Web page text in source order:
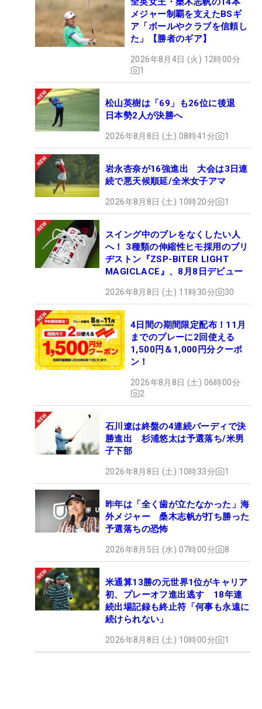
メジャー制覇を支えたBSギ
ア「ボールやクラブを信頼し
た」【勝者のギア】
2026年8月4日 (火) 12時00分
1
松山英樹は「69」も26位に後退
日本勢2人が決勝へ
2026年8月8日 (土) 08時41分 1
岩永杏奈が16強進出 大会は3日連
続で悪天候順延/全米女子アマ
2026年8月8日 (土) 10時20分 1
スイング中のブレをなくしたい人
へ！ 3種類の伸縮性ヒモ採用のブリ
ヂストン『ZSP-BITER LIGHT
MAGICLACE』、8月8日デビュー
2026年8月8日 (土) 11時30分 30
4日間の期間限定配布！11月
までのプレーに2回使える
1,500円＆1,000円分クーポ
ン！
2026年8月8日 (土) 06時00分
2
石川遼は終盤の4連続バーディで決
勝進出 杉浦悠太は予選落ち/米男
子下部
2026年8月8日 (土) 10時33分 1
昨年は「全く歯が立たなかった」海
外メジャー 桑木志帆が打ち勝った
予選落ちの恐怖
2026年8月5日 (水) 07時00分 8
米通算13勝の元世界1位がキャリア
初、プレーオフ進出逃す 18年連
続出場記録も終止符「何事も永遠に
続けられない」
2026年8月8日 (土) 10時00分 1